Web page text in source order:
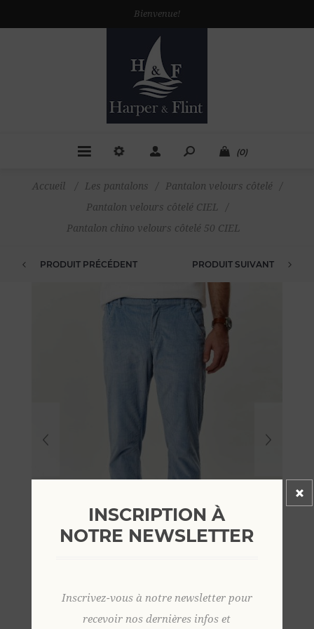
Bienvenue!
(0)
Accueil / Les pantalons / Pantalon velours côtelé
/
Pantalon velours côtelé CIEL
/
Pantalon chino velours côtelé 50 CIEL
PRODUIT PRÉCÉDENT PRODUIT SUIVANT
INSCRIPTION À
NOTRE NEWSLETTER
Inscrivez-vous à notre newsletter pour
recevoir nos dernières infos et